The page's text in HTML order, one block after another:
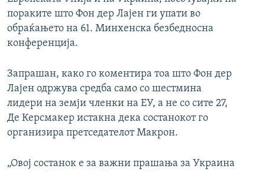
пораките што Фон дер Лајен ги упати во
обраќањето на 61. Минхенска безбедносна
конференција.
Запрашан, како го коментира тоа што Фон дер
Лајен одржува средба само со шестмина
лидери на земји членки на ЕУ, а не со сите 27,
Де Керсмакер истакна дека состанокот го
организира претседателот Макрон.
„Овој состанок е за важни прашања за Украина